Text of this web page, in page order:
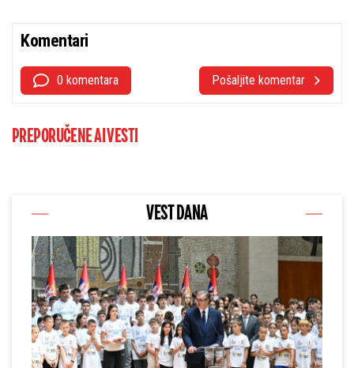
Komentari
0 komentara Pošaljite komentar
PREPORUČENE AI VESTI
VEST DANA